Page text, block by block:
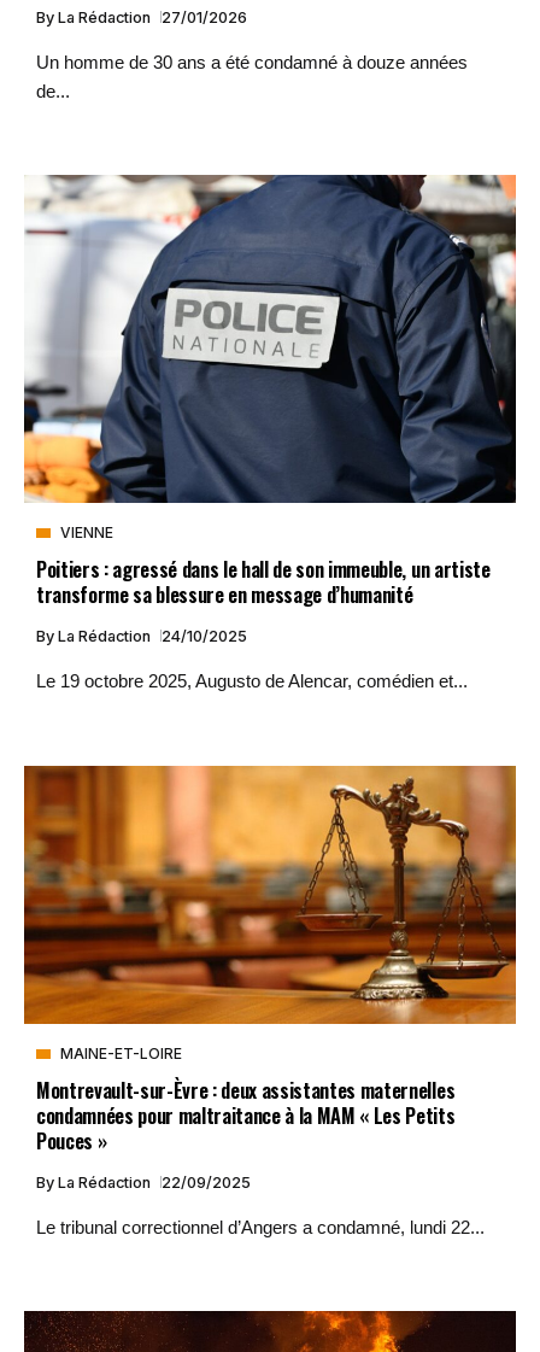
By La Rédaction 27/01/2026
Un homme de 30 ans a été condamné à douze années
de...
VIENNE
Poitiers : agressé dans le hall de son immeuble, un artiste
transforme sa blessure en message d’humanité
By La Rédaction 24/10/2025
Le 19 octobre 2025, Augusto de Alencar, comédien et...
MAINE-ET-LOIRE
Montrevault-sur-Èvre : deux assistantes maternelles
condamnées pour maltraitance à la MAM « Les Petits
Pouces »
By La Rédaction 22/09/2025
Le tribunal correctionnel d’Angers a condamné, lundi 22...